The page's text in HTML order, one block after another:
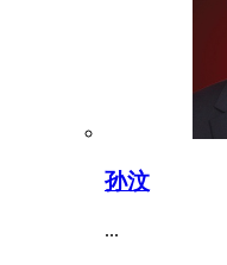
孙汶
...